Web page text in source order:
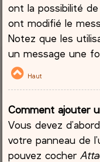
ont la possibilité
ont modifié le
Notez que les
un message une
Haut
Comment ajouter
Vous devez
votre panneau de
pouvez cocher